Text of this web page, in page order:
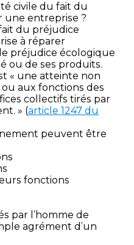
civile du fait du
une entreprise ?
du préjudice
à réparer
préjudice écologique
ou de ses produits.
« une atteinte non
aux fonctions des
collectifs tirés par
» (article 1247 du
peuvent être
fonctions
par l’homme de
agrément d’un